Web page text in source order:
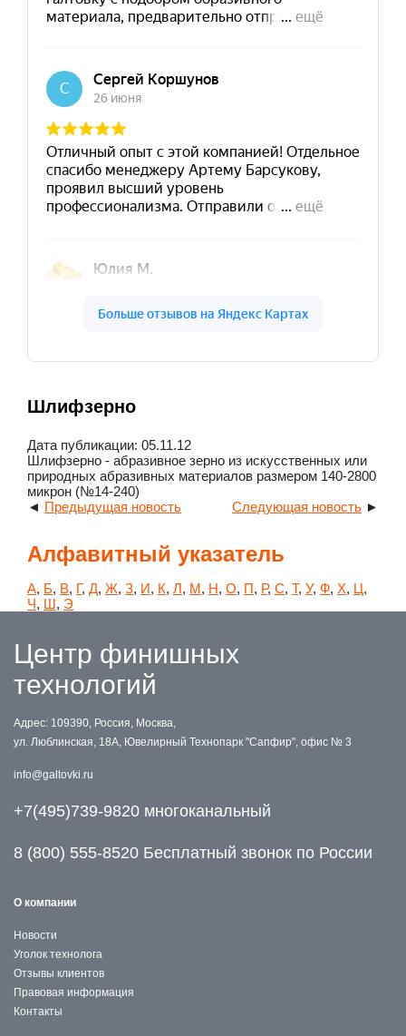
Шлифзерно
Дата публикации: 05.11.12
Шлифзерно - абразивное зерно из искусственных или
природных абразивных материалов размером 140-2800
микрон (№14-240)
Следующая новость ►
◄ Предыдущая новость
Алфавитный указатель
А, Б, В, Г, Д, Ж, З, И, К, Л, М, Н, О, П, Р, С, Т, У, Ф, Х, Ц,
Ч, Ш, Э
Центр финишных
технологий
Адрес: 109390, Россия, Москва,
ул. Люблинская, 18А, Ювелирный Технопарк "Сапфир", офис № 3
info@galtovki.ru
+7(495)739-9820 многоканальный
8 (800) 555-8520 Бесплатный звонок по России
О компании
Новости
Уголок технолога
Отзывы клиентов
Правовая информация
Контакты